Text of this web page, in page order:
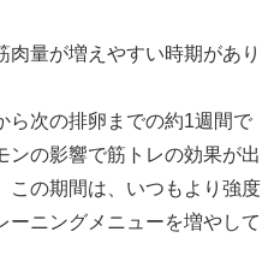
量が増えやすい時期があり
ら次の排卵までの約1週間で
ンの影響で筋トレの効果が出
この期間は、いつもより強度
ーニングメニューを増やして